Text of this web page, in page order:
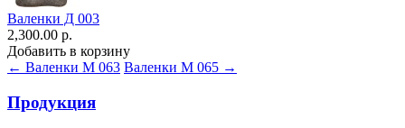
Валенки Д 003
2,300.00 р.
Добавить в корзину
← Валенки М 063 Валенки М 065 →
Продукция